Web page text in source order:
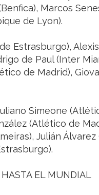
Marcos
de Lyon).
Estrasburgo),
de Paul (Inter
de Madrid),
Simeone
(Atlético de
Julián
EL MUNDIAL